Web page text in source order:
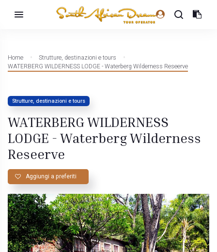
Home
Strutture, destinazioni e tours
WATERBERG WILDERNESS LODGE - Waterberg Wilderness Reseerve
Strutture, destinazioni e tours
WATERBERG WILDERNESS
LODGE - Waterberg Wilderness
Reseerve
Aggiungi a preferiti